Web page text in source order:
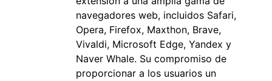
navegadores web, incluidos Safari,
Opera, Firefox, Maxthon, Brave,
Vivaldi, Microsoft Edge, Yandex y
Naver Whale. Su compromiso de
proporcionar a los usuarios un